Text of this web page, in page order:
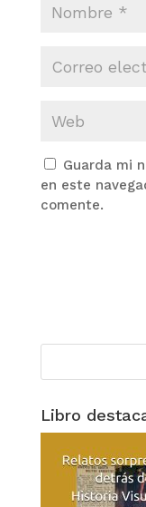
Guarda mi
en este
comente.
Libro